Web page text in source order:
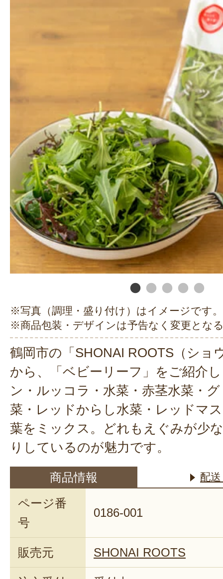
※写真（調理・盛り付け）はイメージです。
※商品包装・デザインは予告なく変更とな
鶴岡市の「SHONAI ROOTS（ショ
から、「ベビーリーフ」をご紹介
ン・ルッコラ・水菜・赤茎水菜・
菜・レッドからし水菜・レッドマ
葉をミックス。どれもえぐみが少
りしているのが魅力です。
商品情報 配
ページ番
号
0186-001
販売元 SHONAI ROOTS